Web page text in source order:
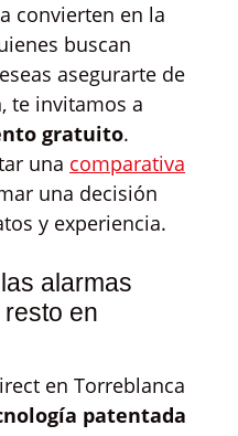
convierten en la
buscan
asegurarte de
te invitamos a
gratuito.
una comparativa
una decisión
y experiencia.
alarmas
en
en Torreblanca
patentada